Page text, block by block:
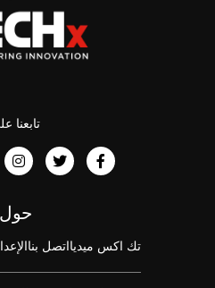
تابعنا
حول
تك اكس ميديااتصل بنا